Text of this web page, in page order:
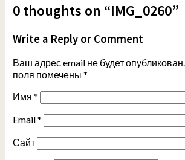
0 thoughts on “IMG_0260”
Write a Reply or Comment
Ваш адрес email не будет опубликован.
поля помечены *
Имя *
Email*
Сайт